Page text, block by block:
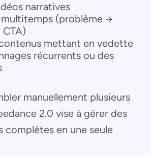
narratives
(problème →
mettant en vedette
récurrents ou des
manuellement plusieurs
2.0 vise à gérer des
complètes en une seule